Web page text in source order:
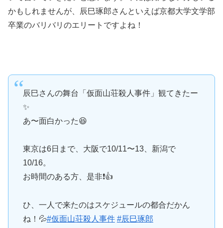
かもしれませんが、辰巳琢郎さんといえば京都大学文学部
卒業のバリバリのエリートですよね！
辰巳さんの舞台「仮面山荘殺人事件」観てきたー
✨
あ〜面白かった😆
東京は6日まで、大阪で10/11〜13、新潟で
10/16。
お時間のある方、是非❗️👍
ひ、一人で来たのはスケジュールの都合だかん
ね！💦#仮面山荘殺人事件 #辰巳琢郎